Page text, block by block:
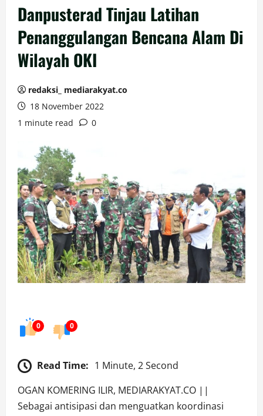
Danpusterad Tinjau Latihan
Penanggulangan Bencana Alam Di
Wilayah OKI
redaksi_ mediarakyat.co
18 November 2022
1 minute read
0
0 0
Read Time: 1 Minute, 2 Second
OGAN KOMERING ILIR, MEDIARAKYAT.CO ||
Sebagai antisipasi dan menguatkan koordinasi